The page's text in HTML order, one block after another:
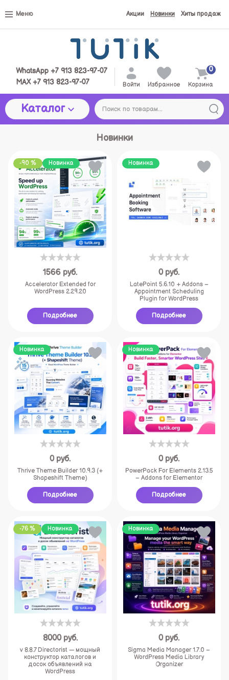
Меню Акции Новинки Хиты продаж
WhatsApp +7 913 823-97-07
MAX +7 913 823-97-07
Войти Избранное Корзина
0
Каталог
Новинки
-90 % Новинка
1566 руб.
Accelerator Extended for
WordPress 2.29.20
Подробнее
Новинка
0 руб.
LatePoint 5.6.10 + Addons –
Appointment Scheduling
Plugin for WordPress
Подробнее
Новинка
0 руб.
Thrive Theme Builder 10.9.3 (+
Shapeshift Theme)
Подробнее
Новинка
0 руб.
PowerPack For Elements 2.13.5
– Addons for Elementor
Подробнее
-76 % Новинка
8000 руб.
v 8.8.7 Directorist — мощный
конструктор каталогов и
досок объявлений на
WordPress
Новинка
0 руб.
Sigma Media Manager 1.7.0 –
WordPress Media Library
Organizer